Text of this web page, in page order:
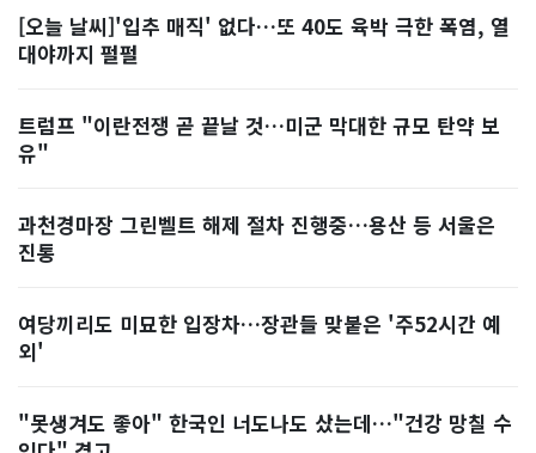
[오늘 날씨]'입추 매직' 없다…또 40도 육박 극한 폭염, 열
대야까지 펄펄
트럼프 "이란전쟁 곧 끝날 것…미군 막대한 규모 탄약 보
유"
과천경마장 그린벨트 해제 절차 진행중…용산 등 서울은
진통
여당끼리도 미묘한 입장차…장관들 맞붙은 '주52시간 예
외'
"못생겨도 좋아" 한국인 너도나도 샀는데…"건강 망칠 수